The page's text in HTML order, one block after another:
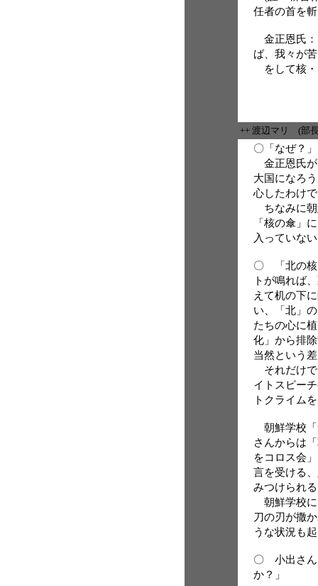
任者の首を
金正恩氏：
ば、我々が
をして核・
++ 渡辺マリ (部
〇「なぜ？
金正恩氏が
大国になろ
心したわけ
ちなみに朝
「核の傘」
入っていな
〇 「北の核
トが鳴れば
えて机の下
い、「北」
たちの心に
化」から排
当然という
それだけで
イトスピー
トクライム
朝鮮学校「
さんからは
をコロス会
言を受ける
みつけられ
朝鮮学校に
刀の刃が撒
うな状況も
〇 小出さん
か？」